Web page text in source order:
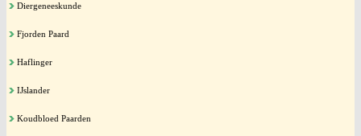
Diergeneeskunde
Fjorden Paard
Haflinger
IJslander
Koudbloed Paarden